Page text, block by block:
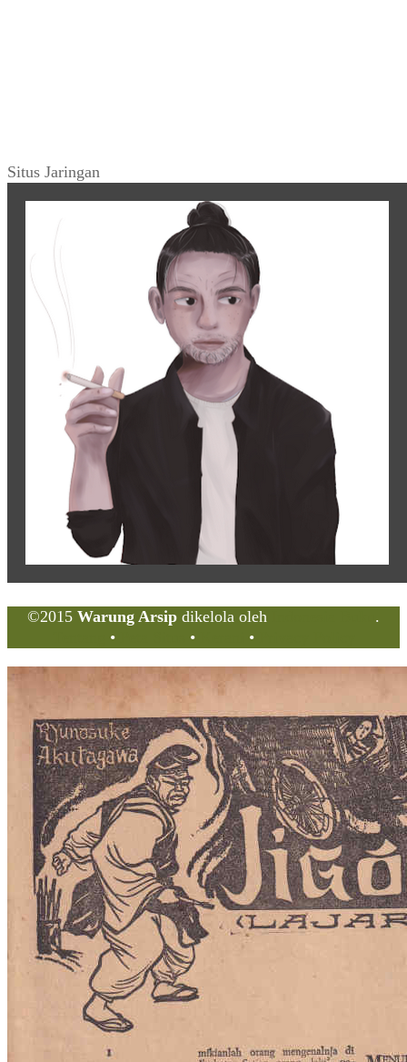
Situs Jaringan
©2015 Warung Arsip dikelola oleh
.
• • •